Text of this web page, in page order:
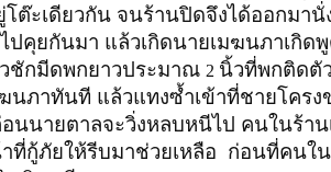
โต๊ะเดียวกัน จนร้านปิดจึงได้ออกมา
ปคุยกันมา แล้วเกิดนายเมฆนภาเกิด
ชักมีดพกยาวประมาณ 2 นิ้วที่พกติดตั
นภาทันที แล้วแทงซ้ำเข้าที่ชายโครง
นนายตาลจะวิ่งหลบหนีไป คนในร้า
าที่กู้ภัยให้รีบมาช่วยเหลือ ก่อนที่คนใ